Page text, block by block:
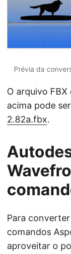
Prévia da
O arquivo
acima pode
2.82a.fbx.
Para
comandos
aproveitar o